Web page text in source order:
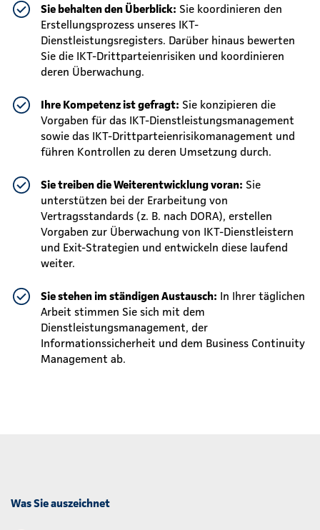
Sie behalten den Überblick: Sie koordinieren den
Erstellungsprozess unseres IKT-
Dienstleistungsregisters. Darüber hinaus bewerten
Sie die IKT-Drittparteienrisiken und koordinieren
deren Überwachung.
Ihre Kompetenz ist gefragt: Sie konzipieren die
Vorgaben für das IKT-Dienstleistungsmanagement
sowie das IKT-Drittparteienrisikomanagement und
führen Kontrollen zu deren Umsetzung durch.
Sie treiben die Weiterentwicklung voran: Sie
unterstützen bei der Erarbeitung von
Vertragsstandards (z. B. nach DORA), erstellen
Vorgaben zur Überwachung von IKT-Dienstleistern
und Exit-Strategien und entwickeln diese laufend
weiter.
Sie stehen im ständigen Austausch: In Ihrer täglichen
Arbeit stimmen Sie sich mit dem
Dienstleistungsmanagement, der
Informationssicherheit und dem Business Continuity
Management ab.
Was Sie auszeichnet